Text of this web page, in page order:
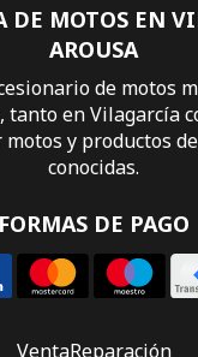
DE MOTOS EN
AROUSA
de motos
tanto en Vilagarcía
y productos
conocidas.
FORMAS DE PAGO
VentaReparación